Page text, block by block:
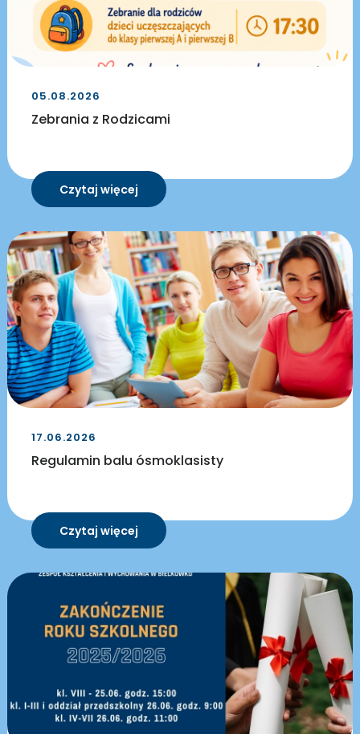
05.08.2026
Zebrania z Rodzicami
Czytaj więcej
17.06.2026
Regulamin balu ósmoklasisty
Czytaj więcej